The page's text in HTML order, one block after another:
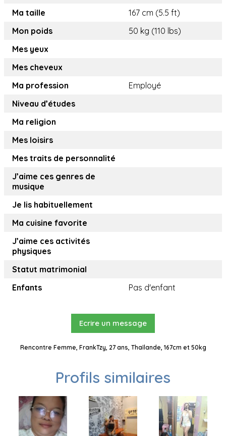
Ma taille
167 cm (5.5 ft)
Mon poids
50 kg (110 lbs)
Mes yeux
Mes cheveux
Ma profession
Employé
Niveau d’études
Ma religion
Mes loisirs
Mes traits de personnalité
J’aime ces genres de
musique
Je lis habituellement
Ma cuisine favorite
J’aime ces activités
physiques
Statut matrimonial
Enfants
Pas d'enfant
Ecrire un message
Rencontre Femme, FrankTzy, 27 ans, Thaïlande, 167cm et 50kg
Profils similaires